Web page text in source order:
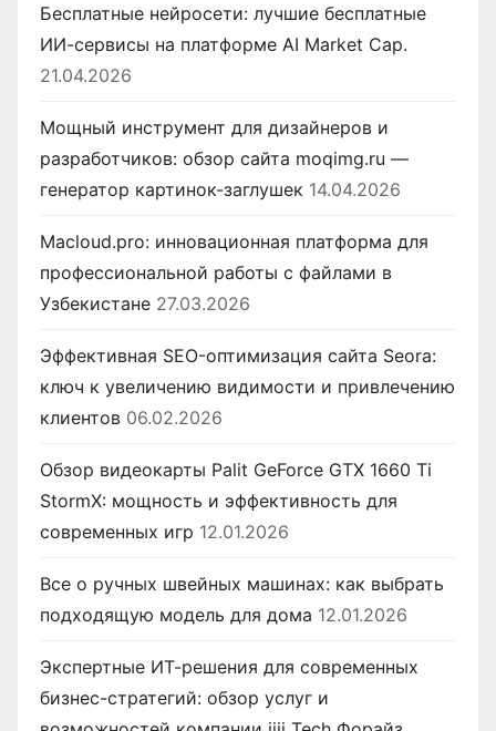
Бесплатные нейросети: лучшие бесплатные
ИИ-сервисы на платформе AI Market Cap.
21.04.2026
Мощный инструмент для дизайнеров и
разработчиков: обзор сайта moqimg.ru —
генератор картинок-заглушек 14.04.2026
Macloud.pro: инновационная платформа для
профессиональной работы с файлами в
Узбекистане 27.03.2026
Эффективная SEO-оптимизация сайта Seora:
ключ к увеличению видимости и привлечению
клиентов 06.02.2026
Обзор видеокарты Palit GeForce GTX 1660 Ti
StormX: мощность и эффективность для
современных игр 12.01.2026
Все о ручных швейных машинах: как выбрать
подходящую модель для дома 12.01.2026
Экспертные ИТ-решения для современных
бизнес-стратегий: обзор услуг и